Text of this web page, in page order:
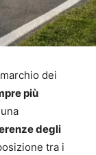
dei
più
degli
tra i